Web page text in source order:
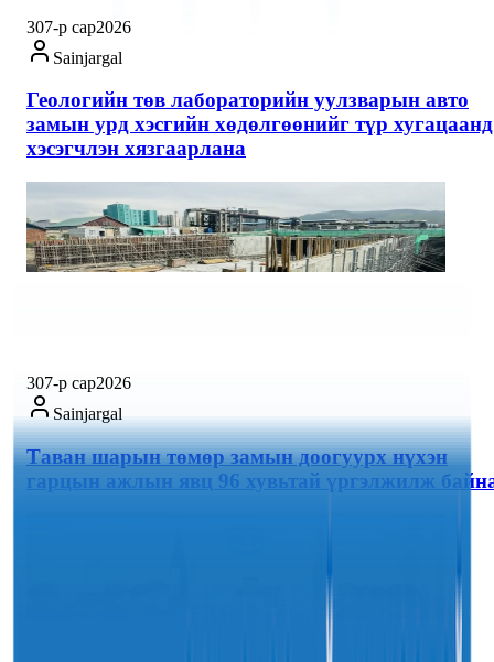
307-р сар2026
Sainjargal
Геологийн төв лабораторийн уулзварын авто
замын урд хэсгийн хөдөлгөөнийг түр хугацаанд
хэсэгчлэн хязгаарлана
307-р сар2026
Sainjargal
Таван шарын төмөр замын доогуурх нүхэн
гарцын ажлын явц 96 хувьтай үргэлжилж